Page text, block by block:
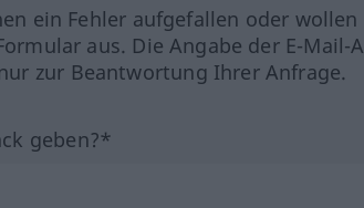
ein Fehler aufgefallen oder
aus. Die Angabe der E-
zur Beantwortung Ihrer Anfrage.
geben?*